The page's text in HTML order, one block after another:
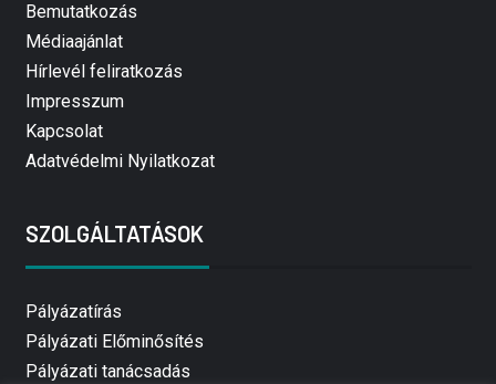
Bemutatkozás
Médiaajánlat
Hírlevél feliratkozás
Impresszum
Kapcsolat
Adatvédelmi Nyilatkozat
SZOLGÁLTATÁSOK
Pályázatírás
Pályázati Előminősítés
Pályázati tanácsadás